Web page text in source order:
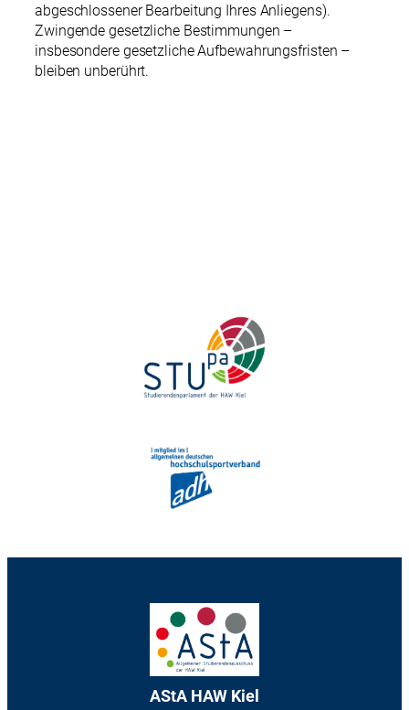
abgeschlossener Bearbeitung Ihres Anliegens).
Zwingende gesetzliche Bestimmungen –
insbesondere gesetzliche Aufbewahrungsfristen –
bleiben unberührt.
AStA HAW Kiel